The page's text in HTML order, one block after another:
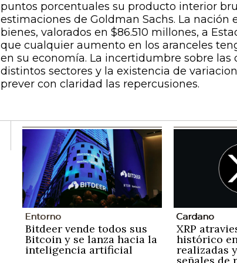
puntos porcentuales su producto interior
estimaciones de Goldman Sachs. La nación
bienes, valorados en $86.510 millones, a
que cualquier aumento en los aranceles
en su economía. La incertidumbre sobre las
distintos sectores y la existencia de
prever con claridad las repercusiones.
Entorno
Bitdeer vende todos sus
Bitcoin y se lanza hacia la
inteligencia artificial
Cardano
XRP
histórico
realizadas